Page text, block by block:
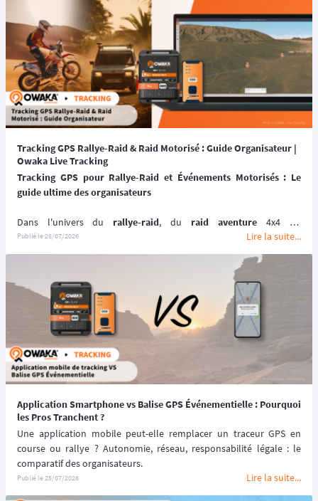
parcours dans le temps le plus rapide pour chaque catégorie. 🏆️
📆 Prochaines dates : du 11 au 20 Septembre 2026.
Tracking GPS Rallye-Raid & Raid Motorisé : Guide Organisateur |
Owaka Live Tracking
Tracking GPS pour Rallye-Raid et Événements Motorisés : Le
guide ultime des organisateurs
Dans l'univers du rallye-raid, du raid aventure 4x4 ou
youngtimers: Twingo, Peugeot 205, 4L, Fiat Panda, du SSV
moto tout-terrain, la géolocalisation par satellite n'est pas un
dispositif de sécurité
Directeur de Course. Dans le désert, sur des pistes pierreuses
cassantes ou en forêt dense, un véhicule arrêté, une erreur de
navigation ou un tonneau exige une prise de décision immédiate.
Quelles sont les spécificités de la géolocalisation embarquée sur
véhicule ? Comment sécuriser votre événement et vos participants
hors couverture réseau ? Comment gérer les alertes d'urgence et le
suivi du parcours ? Owaka Live Tracking , fort d'une présence sur les
pistes internationales (Maroc, Tunisie, Espagne, Portugal, Amérique
du Sud...), vous présente le guide technique complet pour faire le
bon choix.
Publié le26/07/2026 Lire la suite...
Application Smartphone vs Balise GPS Événementielle : Pourquoi
les Pros Tranchent ?
Une application mobile peut-elle remplacer un traceur GPS en
course ou rallye ? Autonomie, réseau, responsabilité légale : le
comparatif des organisateurs.
Publié le25/07/2026 Lire la suite...